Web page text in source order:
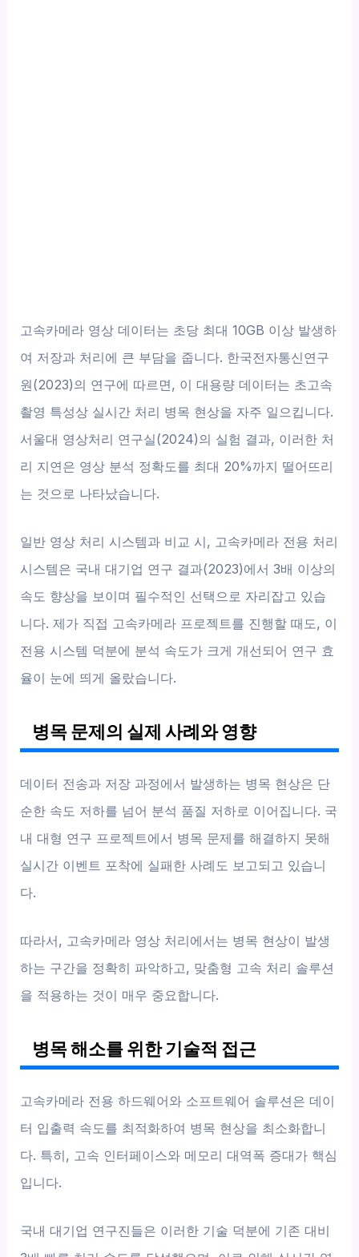
고속카메라 영상 데이터는 초당 최대 10GB 이상 발생하
여 저장과 처리에 큰 부담을 줍니다. 한국전자통신연구
원(2023)의 연구에 따르면, 이 대용량 데이터는 초고속
촬영 특성상 실시간 처리 병목 현상을 자주 일으킵니다.
서울대 영상처리 연구실(2024)의 실험 결과, 이러한 처
리 지연은 영상 분석 정확도를 최대 20%까지 떨어뜨리
는 것으로 나타났습니다.
일반 영상 처리 시스템과 비교 시, 고속카메라 전용 처리
시스템은 국내 대기업 연구 결과(2023)에서 3배 이상의
속도 향상을 보이며 필수적인 선택으로 자리잡고 있습
니다. 제가 직접 고속카메라 프로젝트를 진행할 때도, 이
전용 시스템 덕분에 분석 속도가 크게 개선되어 연구 효
율이 눈에 띄게 올랐습니다.
병목 문제의 실제 사례와 영향
데이터 전송과 저장 과정에서 발생하는 병목 현상은 단
순한 속도 저하를 넘어 분석 품질 저하로 이어집니다. 국
내 대형 연구 프로젝트에서 병목 문제를 해결하지 못해
실시간 이벤트 포착에 실패한 사례도 보고되고 있습니
다.
따라서, 고속카메라 영상 처리에서는 병목 현상이 발생
하는 구간을 정확히 파악하고, 맞춤형 고속 처리 솔루션
을 적용하는 것이 매우 중요합니다.
병목 해소를 위한 기술적 접근
고속카메라 전용 하드웨어와 소프트웨어 솔루션은 데이
터 입출력 속도를 최적화하여 병목 현상을 최소화합니
다. 특히, 고속 인터페이스와 메모리 대역폭 증대가 핵심
입니다.
국내 대기업 연구진들은 이러한 기술 덕분에 기존 대비